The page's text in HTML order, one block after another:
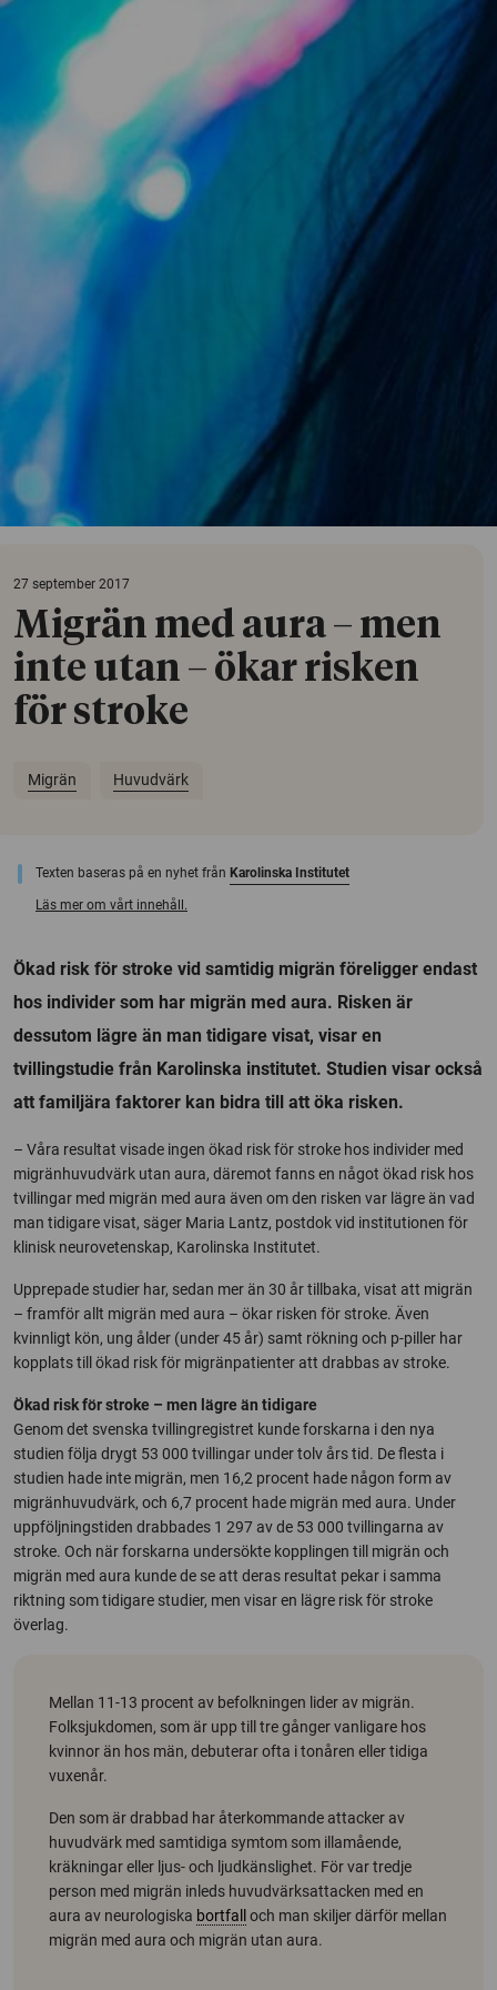
27 september 2017
Migrän med aura – men
inte utan – ökar risken
för stroke
Migrän Huvudvärk
Texten baseras på en nyhet från Karolinska Institutet
Läs mer om vårt innehåll.
Ökad risk för stroke vid samtidig migrän föreligger endast
hos individer som har migrän med aura. Risken är
dessutom lägre än man tidigare visat, visar en
tvillingstudie från Karolinska institutet. Studien visar också
att familjära faktorer kan bidra till att öka risken.
– Våra resultat visade ingen ökad risk för stroke hos individer med
migränhuvudvärk utan aura, däremot fanns en något ökad risk hos
tvillingar med migrän med aura även om den risken var lägre än vad
man tidigare visat, säger Maria Lantz, postdok vid institutionen för
klinisk neurovetenskap, Karolinska Institutet.
Upprepade studier har, sedan mer än 30 år tillbaka, visat att migrän
– framför allt migrän med aura – ökar risken för stroke. Även
kvinnligt kön, ung ålder (under 45 år) samt rökning och p-piller har
kopplats till ökad risk för migränpatienter att drabbas av stroke.
Ökad risk för stroke – men lägre än tidigare
Genom det svenska tvillingregistret kunde forskarna i den nya
studien följa drygt 53 000 tvillingar under tolv års tid. De flesta i
studien hade inte migrän, men 16,2 procent hade någon form av
migränhuvudvärk, och 6,7 procent hade migrän med aura. Under
uppföljningstiden drabbades 1 297 av de 53 000 tvillingarna av
stroke. Och när forskarna undersökte kopplingen till migrän och
migrän med aura kunde de se att deras resultat pekar i samma
riktning som tidigare studier, men visar en lägre risk för stroke
överlag.
Mellan 11-13 procent av befolkningen lider av migrän.
Folksjukdomen, som är upp till tre gånger vanligare hos
kvinnor än hos män, debuterar ofta i tonåren eller tidiga
vuxenår.
Den som är drabbad har återkommande attacker av
huvudvärk med samtidiga symtom som illamående,
kräkningar eller ljus- och ljudkänslighet. För var tredje
person med migrän inleds huvudvärksattacken med en
aura av neurologiska bortfall
och man skiljer därför mellan
migrän med aura och migrän utan aura.